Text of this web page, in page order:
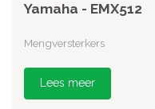
Yamaha - EMX512
Mengversterkers
Lees meer